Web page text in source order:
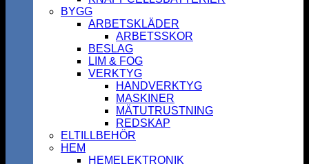
BYGG
ARBETSKLÄDER
ARBETSSKOR
BESLAG
LIM & FOG
VERKTYG
HANDVERKTYG
MASKINER
MÄTUTRUSTNING
REDSKAP
ELTILLBEHÖR
HEM
HEMELEKTRONIK